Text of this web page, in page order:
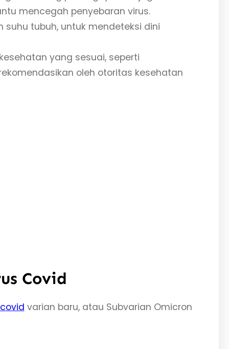
mencegah penyebaran virus.
tubuh, untuk mendeteksi dini
yang sesuai, seperti
oleh otoritas kesehatan
Covid
covid varian baru, atau Subvarian Omicron